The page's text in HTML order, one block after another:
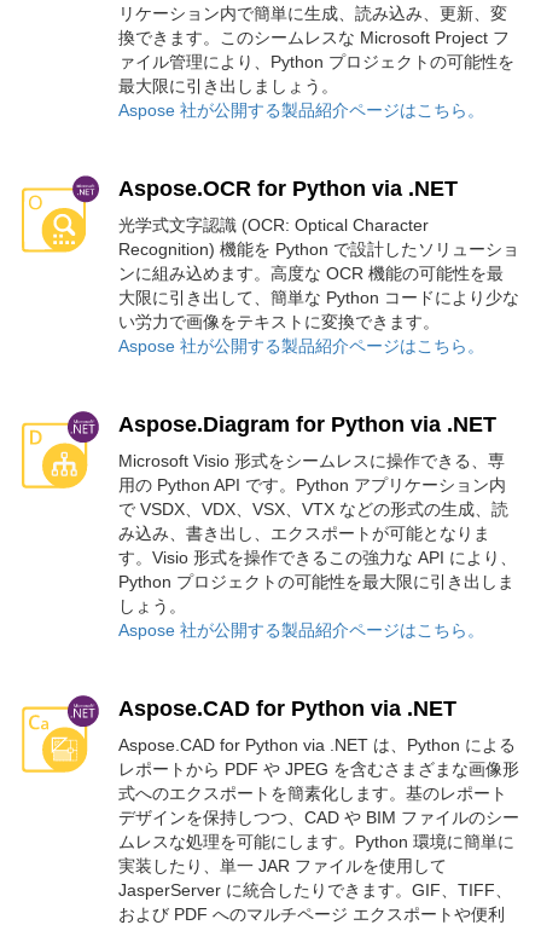
リケーション内で簡単に生成、読み込み、更新、変
換できます。このシームレスな Microsoft Project フ
ァイル管理により、Python プロジェクトの可能性を
最大限に引き出しましょう。
Aspose 社が公開する製品紹介ページはこちら。
Aspose.OCR for Python via .NET
光学式文字認識 (OCR: Optical Character
Recognition) 機能を Python で設計したソリューショ
ンに組み込めます。高度な OCR 機能の可能性を最
大限に引き出して、簡単な Python コードにより少な
い労力で画像をテキストに変換できます。
Aspose 社が公開する製品紹介ページはこちら。
Aspose.Diagram for Python via .NET
Microsoft Visio 形式をシームレスに操作できる、専
用の Python API です。Python アプリケーション内
で VSDX、VDX、VSX、VTX などの形式の生成、読
み込み、書き出し、エクスポートが可能となりま
す。Visio 形式を操作できるこの強力な API により、
Python プロジェクトの可能性を最大限に引き出しま
しょう。
Aspose 社が公開する製品紹介ページはこちら。
Aspose.CAD for Python via .NET
Aspose.CAD for Python via .NET は、Python による
レポートから PDF や JPEG を含むさまざまな画像形
式へのエクスポートを簡素化します。基のレポート
デザインを保持しつつ、CAD や BIM ファイルのシー
ムレスな処理を可能にします。Python 環境に簡単に
実装したり、単一 JAR ファイルを使用して
JasperServer に統合したりできます。GIF、TIFF、
および PDF へのマルチページ エクスポートや便利